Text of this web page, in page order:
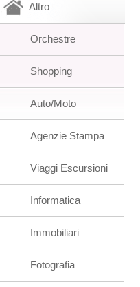
Altro
Orchestre
Shopping
Auto/Moto
Agenzie Stampa
Viaggi Escursioni
Informatica
Immobiliari
Fotografia